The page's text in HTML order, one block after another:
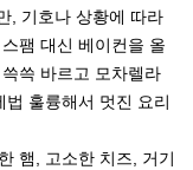
, 기호나 상황에 따라
팸 대신 베이컨을 올
쓱 바르고 모차렐라
훌륭해서 멋진 요리
햄, 고소한 치즈, 거기